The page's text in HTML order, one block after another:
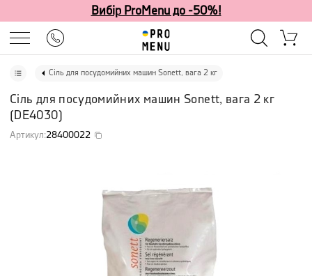
Вибір ProMenu до -50%!
Cіль для посудомийних машин Sonett, вага 2 кг
Cіль для посудомийних машин Sonett, вага 2 кг
( DE4030)
Артикул:28400022